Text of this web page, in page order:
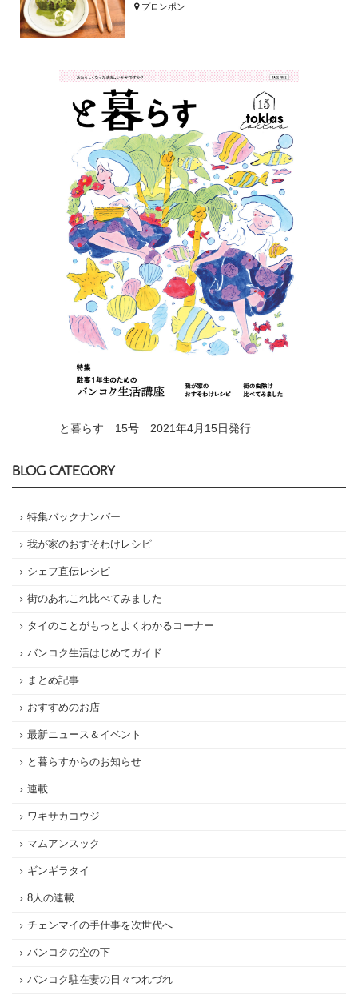
プロンポン
と暮らす 15号 2021年4月15日発行
BLOG CATEGORY
特集バックナンバー
我が家のおすそわけレシピ
シェフ直伝レシピ
街のあれこれ比べてみました
タイのことがもっとよくわかるコーナー
バンコク生活はじめてガイド
まとめ記事
おすすめのお店
最新ニュース＆イベント
と暮らすからのお知らせ
連載
ワキサカコウジ
マムアンスック
ギンギラタイ
8人の連載
チェンマイの手仕事を次世代へ
バンコクの空の下
バンコク駐在妻の日々つれづれ